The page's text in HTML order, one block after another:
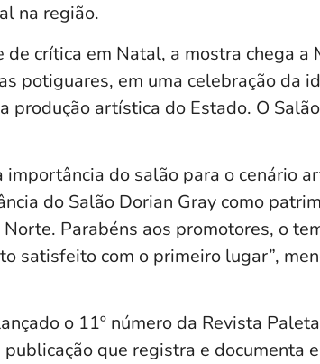
na região.
crítica em Natal, a mostra chega a
potiguares, em uma celebração da
produção artística do Estado. O
importância do salão para o cenário
do Salão Dorian Gray como
Parabéns aos promotores, o
satisfeito com o primeiro lugar”,
o 11º número da Revista
que registra e documenta